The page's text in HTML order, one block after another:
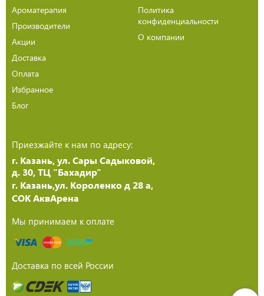
Ароматерапия
Производители
Акции
Доставка
Оплата
Избранное
Блог
Политика
конфиденциальности
О компании
Приезжайте к нам по адресу:
г. Казань, ул. Сары Садыковой,
д. 30, ТЦ "Бахадир"
г. Казань,ул. Короленко д 28 а,
СОК АквАрена
Мы принимаем к оплате
Доставка по всей России